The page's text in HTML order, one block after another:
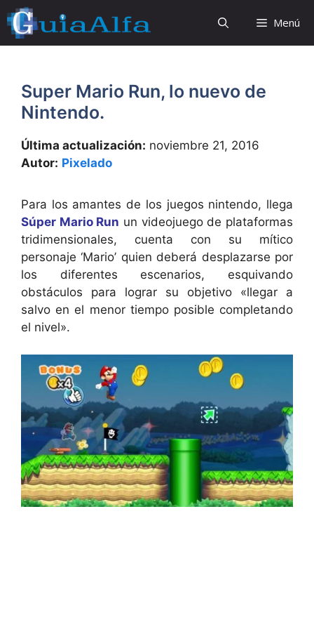
Saltar
al
contenido
Menú
Super Mario Run, lo nuevo de
Nintendo.
Última actualización: noviembre 21, 2016
Autor: Pixelado
Para los amantes de los juegos nintendo, llega
Súper Mario Run un videojuego de plataformas
tridimensionales, cuenta con su mítico
personaje ‘Mario’ quien deberá desplazarse por
los diferentes escenarios, esquivando
obstáculos para lograr su objetivo «llegar a
salvo en el menor tiempo posible completando
el nivel».